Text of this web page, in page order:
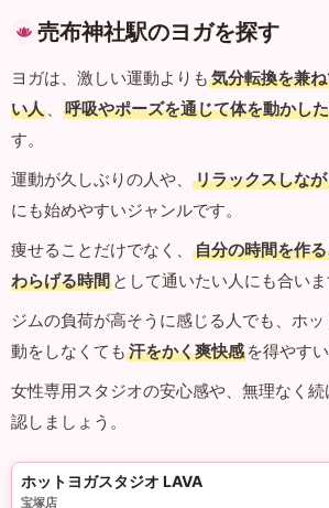
売布神社駅のヨガを探す
ヨガは、激しい運動よりも 気分転換を兼
い人 、 呼吸やポーズを通じて体を動かし
す。
運動が久しぶりの人や、
リラックスしな
にも始めやすいジャンルです。
痩せることだけでなく、
自分の時間を作
わらげる時間 として通いたい人にも合いま
ジムの負荷が高そうに感じる人でも、ホ
動をしなくても 汗をかく爽快感 を得やす
女性専用スタジオの安心感や、無理なく
認しましょう。
ホットヨガスタジオ LAVA
宝塚店